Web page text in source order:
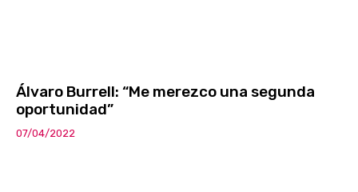
Álvaro Burrell: “Me merezco una segunda
oportunidad”
07/04/2022